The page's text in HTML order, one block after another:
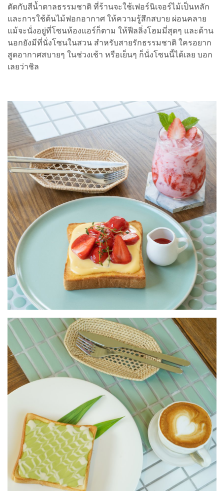
ตัดกับสีน้ำตาลธรรมชาติ ที่ร้านจะใช้เฟอร์นิเจอร์ไม้เป็นหลัก
และการใช้ต้นไม้ฟอกอากาศ ให้ความรู้สึกสบาย ผ่อนคลาย
แม้จะนั่งอยู่ที่โซนห้องแอร์ก็ตาม ให้ฟีลลิ่งโฮมมี่สุดๆ และด้าน
นอกยังมีที่นั่งโซนในสวน สำหรับสายรักธรรมชาติ ใครอยาก
สูดอากาศสบายๆ ในช่วงเช้า หรือเย็นๆ ก็นั่งโซนนี้ได้เลย บอก
เลยว่าชิล